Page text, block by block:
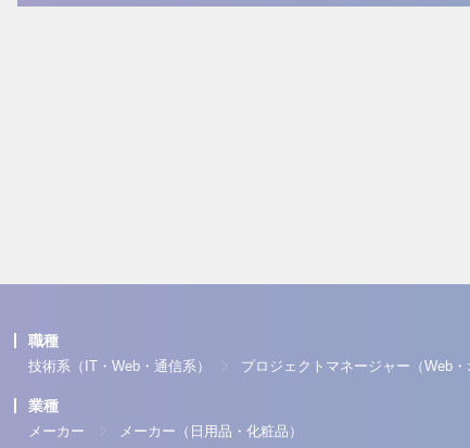
職種
技術系（IT・Web・通信系） プロジェクトマネージャー（Web・
業種
メーカー メーカー（日用品・化粧品）